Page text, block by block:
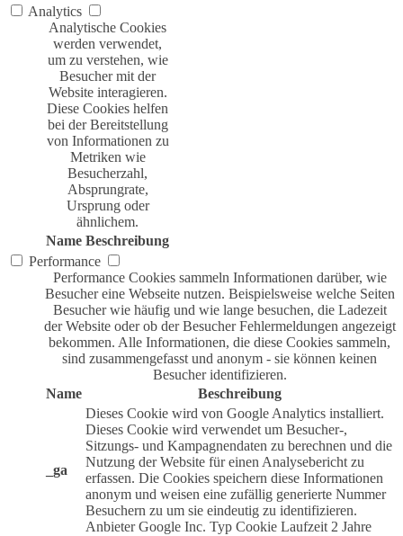
Analytics
Analytische Cookies
werden verwendet,
um zu verstehen, wie
Besucher mit der
Website interagieren.
Diese Cookies helfen
bei der Bereitstellung
von Informationen zu
Metriken wie
Besucherzahl,
Absprungrate,
Ursprung oder
ähnlichem.
Name Beschreibung
Performance
Performance Cookies sammeln Informationen darüber, wie
Besucher eine Webseite nutzen. Beispielsweise welche Seiten
Besucher wie häufig und wie lange besuchen, die Ladezeit
der Website oder ob der Besucher Fehlermeldungen angezeigt
bekommen. Alle Informationen, die diese Cookies sammeln,
sind zusammengefasst und anonym - sie können keinen
Besucher identifizieren.
Name
Beschreibung
_ga
Dieses Cookie wird von Google Analytics installiert.
Dieses Cookie wird verwendet um Besucher-,
Sitzungs- und Kampagnendaten zu berechnen und die
Nutzung der Website für einen Analysebericht zu
erfassen. Die Cookies speichern diese Informationen
anonym und weisen eine zufällig generierte Nummer
Besuchern zu um sie eindeutig zu identifizieren.
Anbieter Google Inc. Typ Cookie Laufzeit 2 Jahre